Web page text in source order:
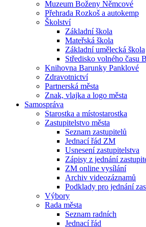
Muzeum Boženy Němcové
Přehrada Rozkoš a autokemp
Školství
Základní škola
Mateřská škola
Základní umělecká škola
Středisko volného času
Knihovna Barunky Panklové
Zdravotnictví
Partnerská města
Znak, vlajka a logo města
Samospráva
Starostka a místostarostka
Zastupitelstvo města
Seznam zastupitelů
Jednací řád ZM
Usnesení zastupitelstva
Zápisy z jednání
ZM online vysílání
Archiv videozáznamů
Podklady pro jednání
Výbory
Rada města
Seznam radních
Jednací řád